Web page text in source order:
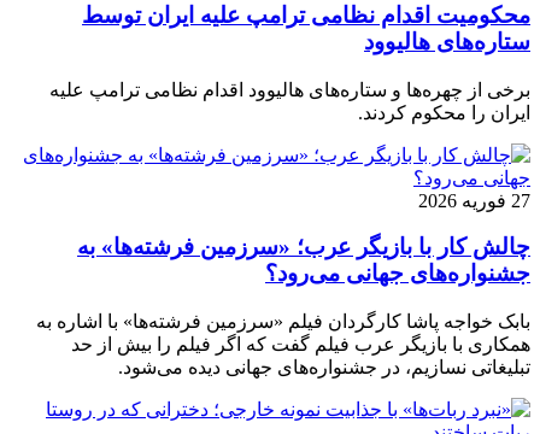
محکومیت اقدام نظامی ترامپ علیه ایران توسط
ستاره‌های هالیوود
برخی از چهره‌ها و ستاره‌های هالیوود اقدام نظامی ترامپ علیه
ایران را محکوم کردند.
27 فوریه 2026
چالش کار با بازیگر عرب؛ «سرزمین فرشته‌ها» به
جشنواره‌های جهانی می‌رود؟
بابک خواجه پاشا کارگردان فیلم «سرزمین فرشته‌ها» با اشاره به
همکاری با بازیگر عرب فیلم گفت که اگر فیلم را بیش از حد
تبلیغاتی نسازیم، در جشنواره‌های جهانی دیده می‌شود.